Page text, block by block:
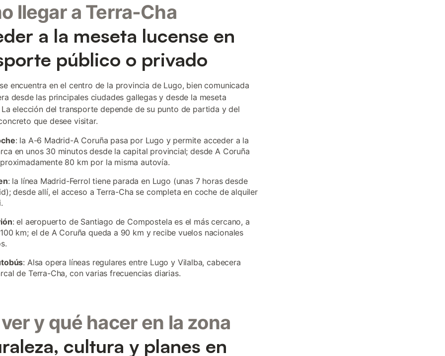
llegar a Terra-Cha
a la meseta lucense en
público o privado
encuentra en el centro de la provincia de Lugo, bien comunicada
desde las principales ciudades gallegas y desde la meseta
La elección del transporte depende de su punto de partida y del
que desee visitar.
: la A-6 Madrid-A Coruña pasa por Lugo y permite acceder a la
en unos 30 minutos desde la capital provincial; desde A Coruña
80 km por la misma autovía.
: la línea Madrid-Ferrol tiene parada en Lugo (unas 7 horas desde
desde allí, el acceso a Terra-Cha se completa en coche de alquiler
: el aeropuerto de Santiago de Compostela es el más cercano, a
km; el de A Coruña queda a 90 km y recibe vuelos nacionales
: Alsa opera líneas regulares entre Lugo y Vilalba, cabecera
de Terra-Cha, con varias frecuencias diarias.
y qué hacer en la zona
cultura y planes en